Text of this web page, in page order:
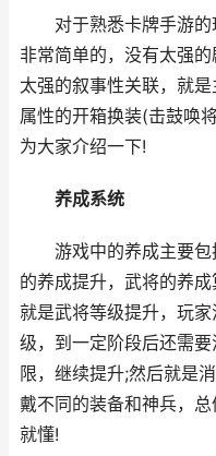
对于熟悉卡牌手游的
非常简单的，没有太强
太强的叙事性关联，就
属性的开箱换装(击鼓唤
为大家介绍一下!
养成系统
游戏中的养成主要包
的养成提升，武将的养
就是武将等级提升，玩
级，到一定阶段后还需
限，继续提升;然后就是
戴不同的装备和神兵，
就懂!